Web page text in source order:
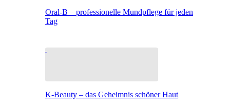
Oral-B – professionelle Mundpflege für jeden
Tag
K-Beauty – das Geheimnis schöner Haut